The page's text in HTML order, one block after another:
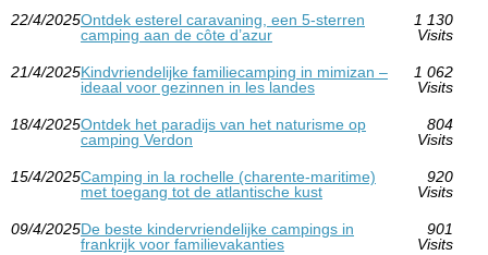
22/4/2025Ontdek esterel caravaning, een 5-sterren
camping aan de côte d’azur
1 130
Visits
21/4/2025Kindvriendelijke familiecamping in mimizan –
ideaal voor gezinnen in les landes
1 062
Visits
18/4/2025Ontdek het paradijs van het naturisme op
camping Verdon
804
Visits
15/4/2025Camping in la rochelle (charente-maritime)
met toegang tot de atlantische kust
920
Visits
09/4/2025De beste kindervriendelijke campings in
frankrijk voor familievakanties
901
Visits